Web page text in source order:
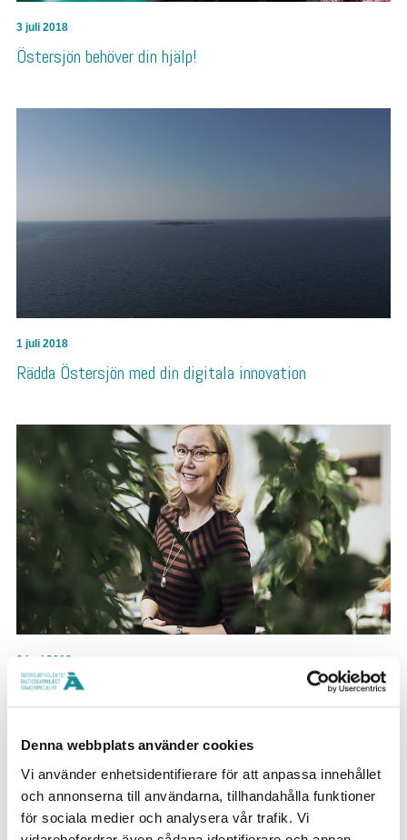
Denna webbplats använder cookies
Vi använder enhetsidentifierare för att anpassa innehållet
och annonserna till användarna, tillhandahålla funktioner
för sociala medier och analysera vår trafik. Vi
3 juli 2018
Östersjön behöver din hjälp!
1 juli 2018
Rädda Östersjön med din digitala innovation
6 juni 2018
Världsräddaren – Liisa Rohweder